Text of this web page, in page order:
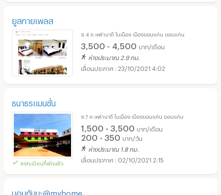
ยูสกายเพลส
ซ.4 ถ.เหล่านาดี ในเมือง เมืองขอนแก่น ขอนแก่น
3,500 - 4,500 บาท/เดือน
ห่างประมาณ 2.9 กม.
23/10/2021 4:02
ธนาธรแมนชั่น
ลงทะเบียนที่พักแล้ว
ซ.7 ถ.เหล่านาดี ในเมือง เมืองขอนแก่น ขอนแก่น
1,500 - 3,500 บาท/เดือน
200 - 350 บาท/วัน
ห่างประมาณ 1.8 กม.
02/10/2021 2:15
นอนกันนะ@myhome